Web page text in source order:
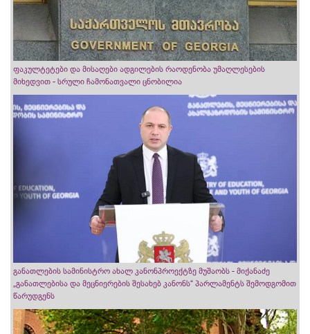
ფაკულტეტები და მისაღები ადგილების რაოდენობა უმაღლესების
მიხედვით - სრული ჩამონათვალი ცნობილია
განათლების სამინისტრო ახალ კანონპროექტზე მუშაობს - მიქანაძე
„განათლებისა და მეცნიერების შესახებ კანონს“ პარლამენტს შემოდგომით
წარუდგენს